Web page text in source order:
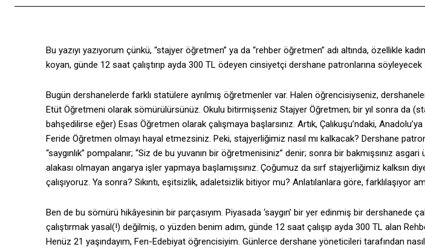
Bu yazıyı yazıyorum çünkü, “stajyer öğretmen” ya da “rehber öğretmen” adı altında, özellikle
koyan, günde 12 saat çalıştırıp ayda 300 TL ödeyen cinsiyetçi dershane patronlarına
Bugün dershanelerde farklı statülere ayrılmış öğretmenler var. Halen öğrencisiyseniz,
Etüt Öğretmeni olarak sömürülürsünüz. Okulu bitirmişseniz Stajyer Öğretmen; bir yıl sonra da
bahşedilirse eğer) Esas Öğretmen olarak çalışmaya başlarsınız. Artık, Çalıkuşu’ndaki,
Feride Öğretmen olmayı hayal etmezsiniz. Peki, stajyerliğimiz nasıl mı kalkacak? Dershane
“saygınlık” pompalanır; “Siz de bu yuvanın bir öğretmenisiniz” denir; sonra bir bakmışsınız
alakası olmayan angarya işler yapmaya başlamışsınız. Çoğumuz da sırf stajyerliğimiz kalksın
çalışıyoruz. Ya sonra? Sıkıntı, eşitsizlik, adaletsizlik bitiyor mu? Anlatılanlara göre, farklılaşıyor
Ben de bu sömürü hikâyesinin bir parçasıyım. Piyasada ‘saygın’ bir yer edinmiş bir dershanede
çalıştırmak yasal(!) değilmiş, o yüzden benim adım, günde 12 saat çalışıp ayda 300 TL alan
Henüz 21 yaşındayım, Fen-Edebiyat öğrencisiyim. Günlerce dershane yöneticileri tarafından